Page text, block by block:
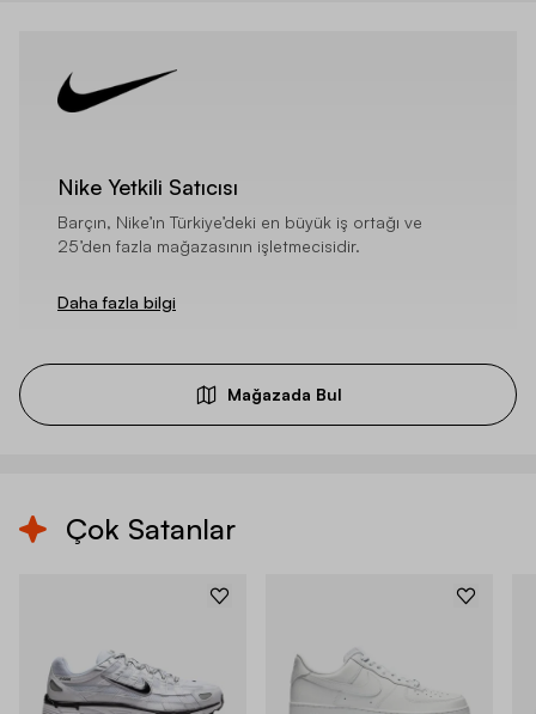
Nike Yetkili Satıcısı
Barçın, Nike’ın Türkiye’deki en büyük iş ortağı ve
25’den fazla mağazasının işletmecisidir.
Daha fazla bilgi
Mağazada Bul
Çok Satanlar